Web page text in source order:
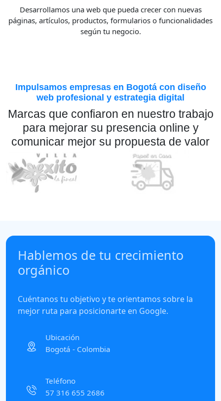
Desarrollamos una web que pueda crecer con nuevas
páginas, artículos, productos, formularios o funcionalidades
según tu negocio.
Impulsamos empresas en Bogotá con diseño
web profesional y estrategia digital
Marcas que confiaron en nuestro trabajo
para mejorar su presencia online y
comunicar mejor su propuesta de valor
Hablemos de tu crecimiento
orgánico
Cuéntanos tu objetivo y te orientamos sobre la
mejor ruta para posicionarte en Google.
Ubicación
Bogotá - Colombia
Teléfono
57 316 655 2686